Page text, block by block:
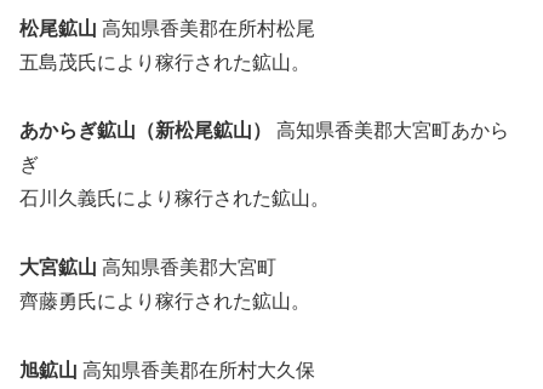
松尾鉱山 高知県香美郡在所村松尾
五島茂氏により稼行された鉱山。
あからぎ鉱山（新松尾鉱山）
高知県香美郡大宮町あから
ぎ
石川久義氏により稼行された鉱山。
大宮鉱山 高知県香美郡大宮町
齊藤勇氏により稼行された鉱山。
旭鉱山 高知県香美郡在所村大久保